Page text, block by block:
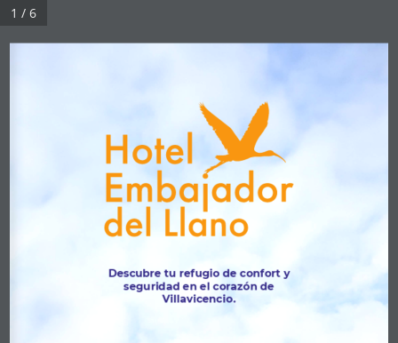
Descubre tu refugio de confort y
seguridad en el corazón de
Villavicencio.
1 / 6